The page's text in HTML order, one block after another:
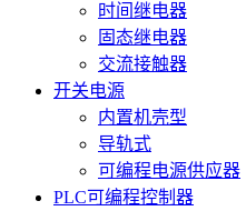
时间继电器
固态继电器
交流接触器
开关电源
内置机壳型
导轨式
可编程电源供应器
PLC可编程控制器